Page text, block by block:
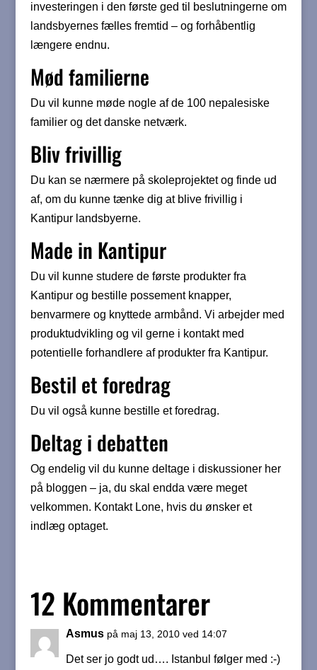
investeringen i den første ged til beslutningerne om
landsbyernes fælles fremtid – og forhåbentlig
længere endnu.
Mød familierne
Du vil kunne møde nogle af de 100 nepalesiske
familier og det danske netværk.
Bliv frivillig
Du kan se nærmere på skoleprojektet og finde ud
af, om du kunne tænke dig at blive frivillig i
Kantipur landsbyerne.
Made in Kantipur
Du vil kunne studere de første produkter fra
Kantipur og bestille possement knapper,
benvarmere og knyttede armbånd. Vi arbejder med
produktudvikling og vil gerne i kontakt med
potentielle forhandlere af produkter fra Kantipur.
Bestil et foredrag
Du vil også kunne bestille et foredrag.
Deltag i debatten
Og endelig vil du kunne deltage i diskussioner her
på bloggen – ja, du skal endda være meget
velkommen. Kontakt Lone, hvis du ønsker et
indlæg optaget.
12 Kommentarer
Asmus på maj 13, 2010 ved 14:07
Det ser jo godt ud…. Istanbul følger med :-)